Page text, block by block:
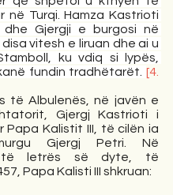
në Turqi. Hamza Kastrioti
Gjergji e burgosi në
vitesh e liruan dhe ai u
ku vdiq si lypës,
fundin tradhëtarët. [4.
Gjergj Kastrioti i
Papa Kalistit III, të cilën ia
Gjergj Petri. Në
të letrës së dyte, të
Papa Kalisti III shkruan: